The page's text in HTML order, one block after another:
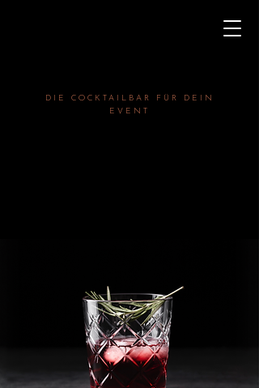
DIE COCKTAILBAR FÜR DEIN
EVENT